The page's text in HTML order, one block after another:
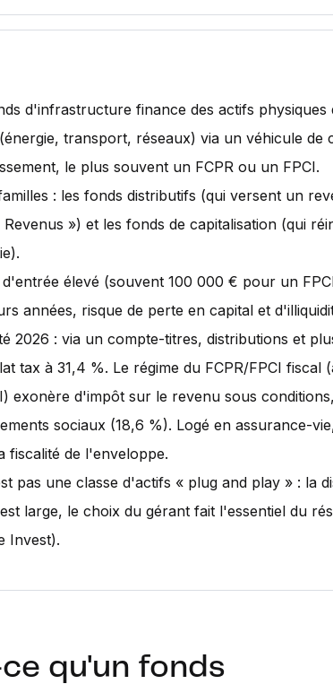
d'infrastructure finance des actifs physiques
transport, réseaux) via un véhicule de
le plus souvent un FCPR ou un FPCI.
: les fonds distributifs (qui versent un
») et les fonds de capitalisation (qui
élevé (souvent 100 000 € pour un
années, risque de perte en capital et
2026 : via un compte-titres, distributions et
tax à 31,4 %. Le régime du FCPR/FPCI fiscal
exonère d'impôt sur le revenu sous
sociaux (18,6 %). Logé en assurance-
fiscalité de l'enveloppe.
pas une classe d'actifs « plug and play » : la
large, le choix du gérant fait l'essentiel du
Invest).
qu'un fonds